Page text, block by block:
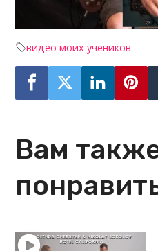
видео моих учеников
Вам